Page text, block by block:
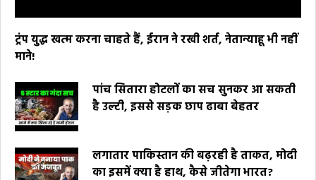
ट्रंप युद्ध खत्म करना चाहते हैं, ईरान ने रखी शर्त, नेतान्याहू भी नहीं
माने!
पांच सितारा होटलों का सच सुनकर आ सकती
है उल्टी, इससे सड़क छाप ढाबा बेहतर
लगातार पाकिस्तान की बढ़रही है ताकत, मोदी
का इसमें क्या है हाथ, कैसे जीतेगा भारत?